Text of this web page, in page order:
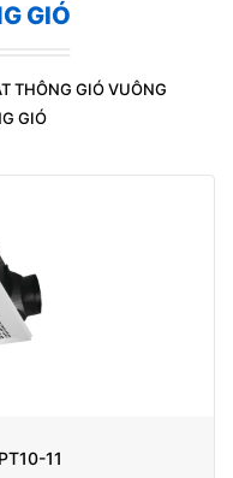
GIÓ
THÔNG GIÓ VUÔNG
GIÓ
11